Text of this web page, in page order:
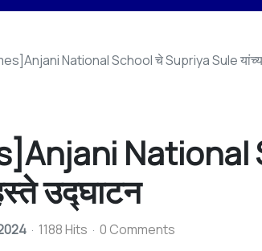
National School चे Supriya Sule
National
उद्घाटन
1188 Hits 0 Comments